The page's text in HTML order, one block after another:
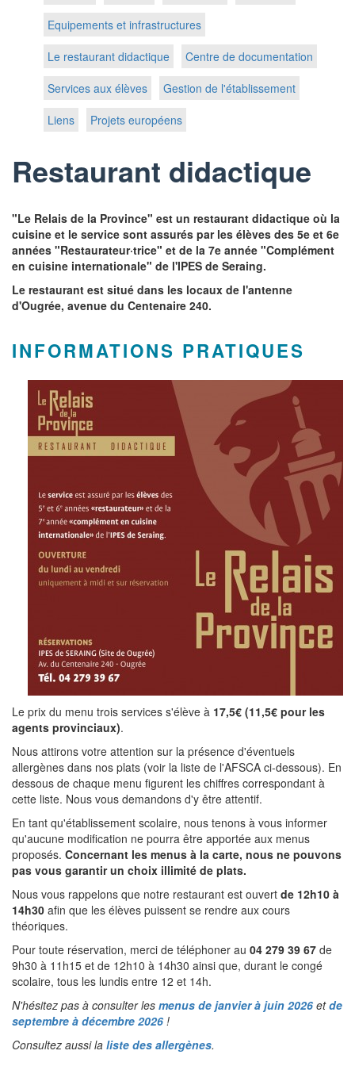
Equipements et infrastructures
Le restaurant didactique
Centre de documentation
Services aux élèves
Gestion de l'établissement
Liens
Projets européens
Restaurant didactique
"Le Relais de la Province" est un restaurant didactique où la
cuisine et le service sont assurés par les élèves des 5e et 6e
années "Restaurateur·trice" et de la 7e année "Complément
en cuisine internationale" de l'IPES de Seraing.
Le restaurant est situé dans les locaux de l'antenne
d'Ougrée, avenue du Centenaire 240.
INFORMATIONS PRATIQUES
Le prix du menu trois services s'élève à 17,5€ (11,5€ pour les
agents provinciaux).
Nous attirons votre attention sur la présence d'éventuels
allergènes dans nos plats (voir la liste de l'AFSCA ci-dessous). En
dessous de chaque menu figurent les chiffres correspondant à
cette liste. Nous vous demandons d'y être attentif.
En tant qu'établissement scolaire, nous tenons à vous informer
qu'aucune modification ne pourra être apportée aux menus
proposés. Concernant les menus à la carte, nous ne pouvons
pas vous garantir un choix illimité de plats.
Nous vous rappelons que notre restaurant est ouvert de 12h10 à
14h30 afin que les élèves puissent se rendre aux cours
théoriques.
Pour toute réservation, merci de téléphoner au 04 279 39 67 de
9h30 à 11h15 et de 12h10 à 14h30 ainsi que, durant le congé
scolaire, tous les lundis entre 12 et 14h.
N'hésitez pas à consulter les menus de janvier à juin 2026 etde
septembre à décembre 2026 !
Consultez aussi la liste des allergènes.